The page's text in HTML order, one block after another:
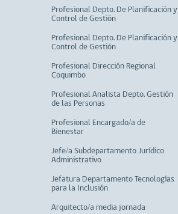
Profesional Depto. De Planificación y
Control de Gestión
Profesional Depto. De Planificación y
Control de Gestión
Profesional Dirección Regional
Coquimbo
Profesional Analista Depto. Gestión
de las Personas
Profesional Encargado/a de
Bienestar
Jefe/a Subdepartamento Jurídico
Administrativo
Jefatura Departamento Tecnologías
para la Inclusión
Arquitecto/a media jornada